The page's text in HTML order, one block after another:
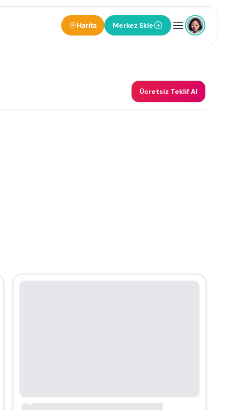
Harita Merkez Ekle
Ücretsiz Teklif Al